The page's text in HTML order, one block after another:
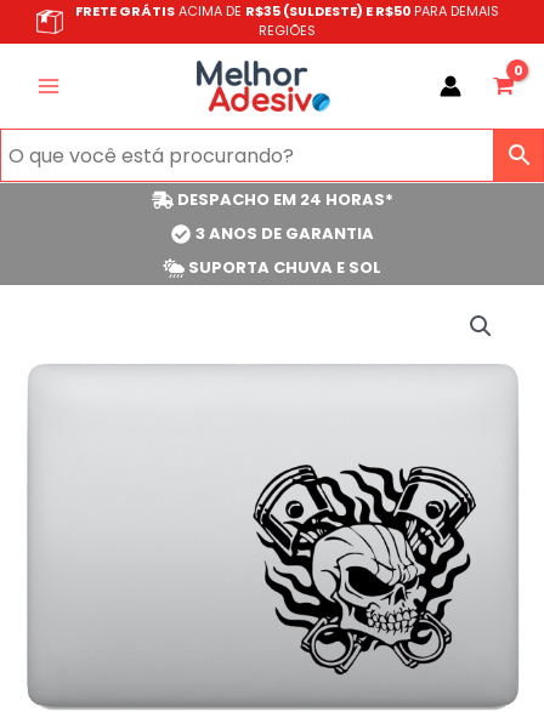
para
FRETE GRÁTISACIMA DE R$35 (SULDESTE) E R$50 PARA DEMAIS
REGIÕES
DESPACHO EM 24 HORAS*
3 ANOS DE GARANTIA
SUPORTA CHUVA E SOL